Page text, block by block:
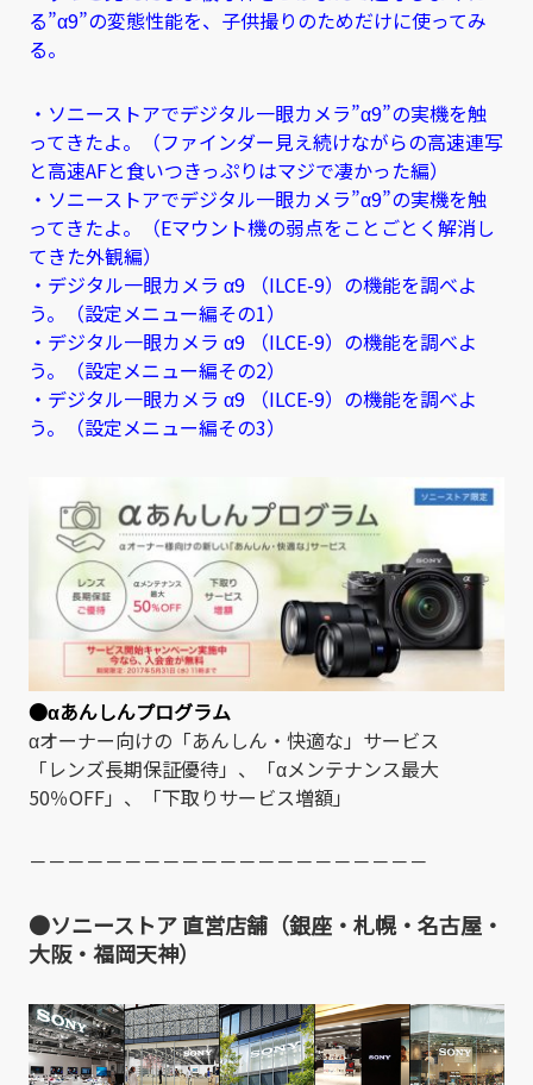
る”α9”の変態性能を、子供撮りのためだけに使ってみ
る。
・ソニーストアでデジタル一眼カメラ”α9”の実機を触
ってきたよ。（ファインダー見え続けながらの高速連写
と高速AFと食いつきっぷりはマジで凄かった編）
・ソニーストアでデジタル一眼カメラ”α9”の実機を触
ってきたよ。（Eマウント機の弱点をことごとく解消し
てきた外観編）
・デジタル一眼カメラ α9 （ILCE-9）の機能を調べよ
う。（設定メニュー編その1）
・デジタル一眼カメラ α9 （ILCE-9）の機能を調べよ
う。（設定メニュー編その2）
・デジタル一眼カメラ α9 （ILCE-9）の機能を調べよ
う。（設定メニュー編その3）
●αあんしんプログラム
αオーナー向けの「あんしん・快適な」サービス
「レンズ長期保証優待」、「αメンテナンス最大
50％OFF」、「下取りサービス増額」
－－－－－－－－－－－－－－－－－－－－－
●ソニーストア 直営店舗（銀座・札幌・名古屋・
大阪・福岡天神）